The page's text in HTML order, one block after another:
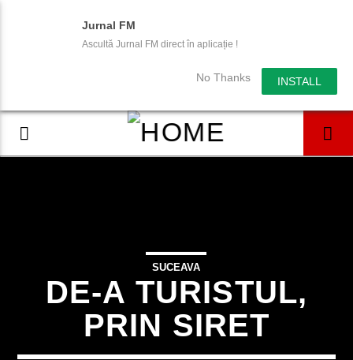
Jurnal FM
Ascultă Jurnal FM direct în aplicație !
No Thanks INSTALL
SUCEAVA
DE-A TURISTUL,
PRIN SIRET